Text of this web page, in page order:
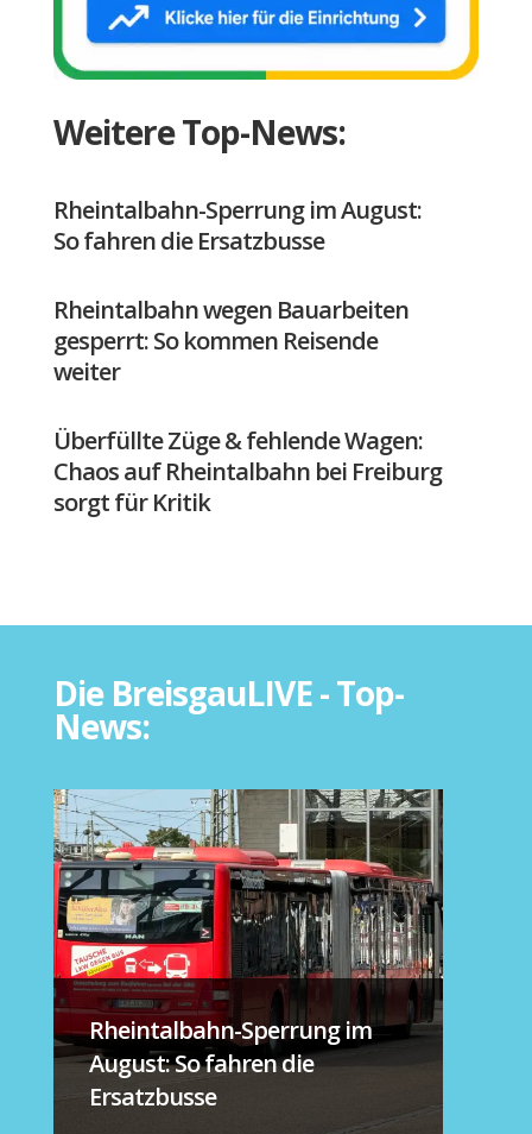
Weitere Top-News:
Rheintalbahn-Sperrung im August:
So fahren die Ersatzbusse
Rheintalbahn wegen Bauarbeiten
gesperrt: So kommen Reisende
weiter
Überfüllte Züge & fehlende Wagen:
Chaos auf Rheintalbahn bei Freiburg
sorgt für Kritik
Die BreisgauLIVE - Top-
News:
Rheintalbahn-Sperrung im
August: So fahren die
Ersatzbusse